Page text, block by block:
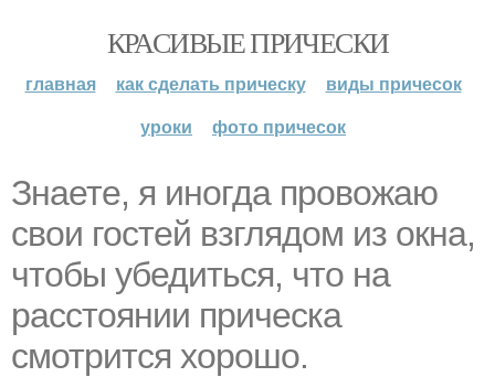
КРАСИВЫЕ ПРИЧЕСКИ
главная как сделать прическу
виды причесок
уроки
фото причесок
Знаете, я иногда провожаю
свои гостей взглядом из окна,
чтобы убедиться, что на
расстоянии прическа
смотрится хорошо.